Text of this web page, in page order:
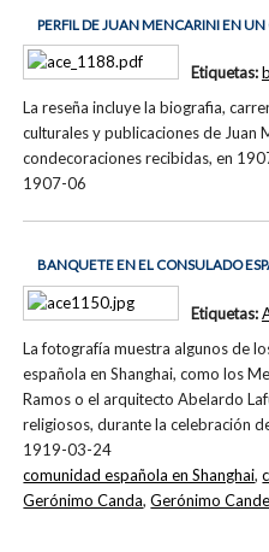
PERFIL DE JUAN MENCARINI EN
La reseña incluye la biografia,
culturales y publicaciones de Juan
condecoraciones recibidas, en
1907-06
Etiquetas:
BANQUETE EN EL CONSULADO
La fotografía muestra algunos de
española en Shanghai, como los
Ramos o el arquitecto Abelardo
religiosos, durante la celebración
1919-03-24
Etiquetas:
comunidad española en Shanghai,
Gerónimo Canda,Gerónimo